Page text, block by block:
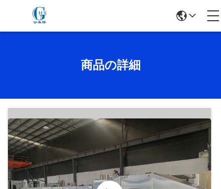
商品の詳細